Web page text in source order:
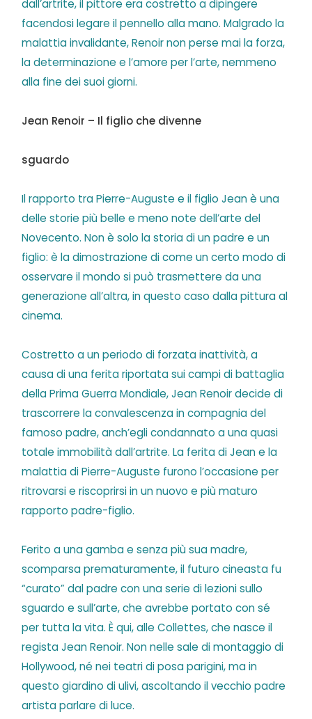
dall’artrite, il pittore era costretto a dipingere
facendosi legare il pennello alla mano. Malgrado la
malattia invalidante, Renoir non perse mai la forza,
la determinazione e l’amore per l’arte, nemmeno
alla fine dei suoi giorni.
Jean Renoir – Il figlio che divenne
sguardo
Il rapporto tra Pierre-Auguste e il figlio Jean è una
delle storie più belle e meno note dell’arte del
Novecento. Non è solo la storia di un padre e un
figlio: è la dimostrazione di come un certo modo di
osservare il mondo si può trasmettere da una
generazione all’altra, in questo caso dalla pittura al
cinema.
Costretto a un periodo di forzata inattività, a
causa di una ferita riportata sui campi di battaglia
della Prima Guerra Mondiale, Jean Renoir decide di
trascorrere la convalescenza in compagnia del
famoso padre, anch’egli condannato a una quasi
totale immobilità dall’artrite. La ferita di Jean e la
malattia di Pierre-Auguste furono l’occasione per
ritrovarsi e riscoprirsi in un nuovo e più maturo
rapporto padre-figlio.
Ferito a una gamba e senza più sua madre,
scomparsa prematuramente, il futuro cineasta fu
“curato” dal padre con una serie di lezioni sullo
sguardo e sull’arte, che avrebbe portato con sé
per tutta la vita. È qui, alle Collettes, che nasce il
regista Jean Renoir. Non nelle sale di montaggio di
Hollywood, né nei teatri di posa parigini, ma in
questo giardino di ulivi, ascoltando il vecchio padre
artista parlare di luce.